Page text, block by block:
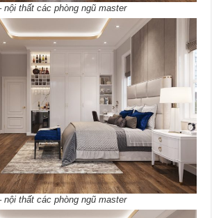
thất các phòng ngũ master
thất các phòng ngũ master